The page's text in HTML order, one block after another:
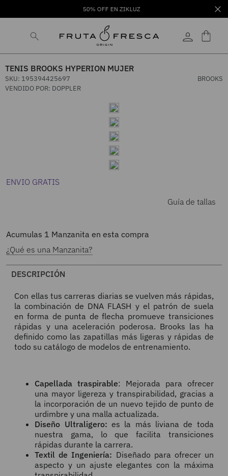
50% OFF EN ZIKLUZ
TENIS BROOKS HYPERION MUJER
SKU: 195394425697
BROOKS
VENDIDO POR: DOPPLER
ENVIO GRATIS
Guía de tallas
Acumulas 1 Manzanita en esta compra
¿Qué es una Manzanita?
DESCRIPCIÓN
Con ellas tus carreras diarias se vuelven más rápidas,
la combinación de DNA FLASH y el patrón de suela
enforma de punta de flecha promueve transiciones
rápidas y una aceleración poderosa. Brooks las ha
definido como las zapatillas más ligeras y rápidas de
todo su catálogo de modelos de entrenamiento.
Capellada traspirable: Mejorada para ofrecer
una mayor ligereza y transpirabilidad, gracias a
la incorporación de un nuevo tejido de punto de
urdimbre y una malla actualizada.
Diseño Ultraligero: es la más liviana de toda
nuestra gama, lo que facilita transiciones
rápidas durante la carrera.
Textil de Ingeniería: Diseñado para ofrecer un
aspecto y un ajuste elegantes con la máxima